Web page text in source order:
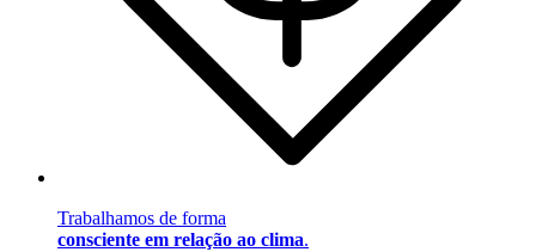
Trabalhamos de forma
consciente em relação ao clima.